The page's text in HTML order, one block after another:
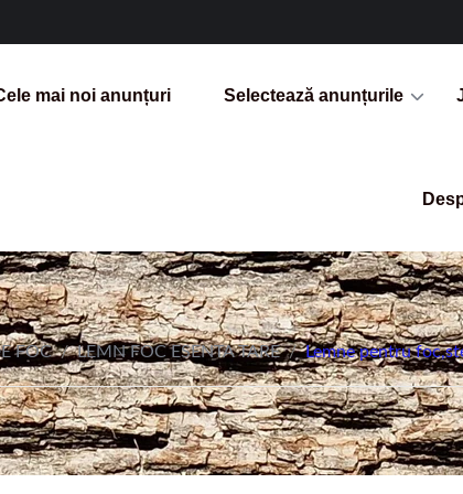
mai noi anunțuri Selectează anunțurile
FOC / LEMN FOC ESENTA TARE / Lemne pentru